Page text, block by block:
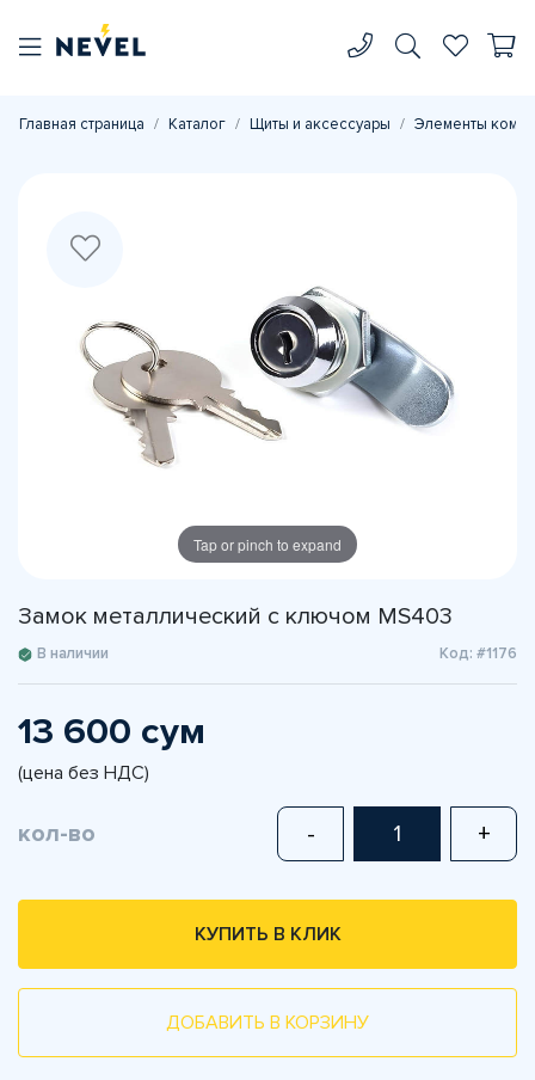
Главная страница Каталог Щиты и аксессуары Элементы
Tap or pinch to expand
Замок металлический с ключом MS403
В наличии Код: #1176
13 600 сум
(цена без НДС)
кол-во - +
КУПИТЬ В КЛИК
ДОБАВИТЬ В КОРЗИНУ